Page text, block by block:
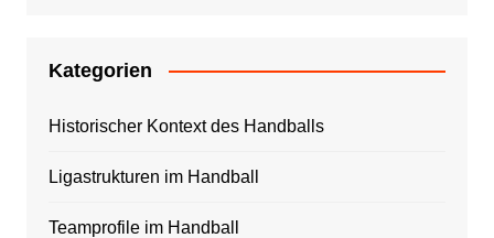
Kategorien
Historischer Kontext des Handballs
Ligastrukturen im Handball
Teamprofile im Handball